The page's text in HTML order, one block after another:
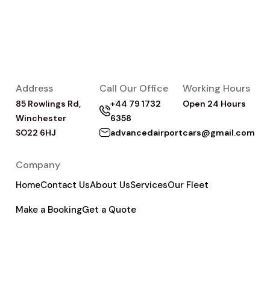
Address
85 Rowlings Rd,
Winchester
SO22 6HJ
Call Our Office
+44 79 1732
6358
advancedairportcars@gmail.com
Working Hours
Open 24 Hours
Company
HomeContact UsAbout UsServicesOur Fleet
Make a BookingGet a Quote